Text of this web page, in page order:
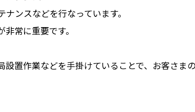
ンスなどを行なっています。
常に重要です。
置作業などを手掛けていることで、お客さま